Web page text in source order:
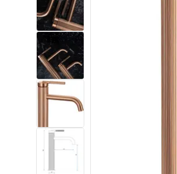
Duschrinnen
Toiletten
Waschbecken
Wannen und
Badewannenaufsätze